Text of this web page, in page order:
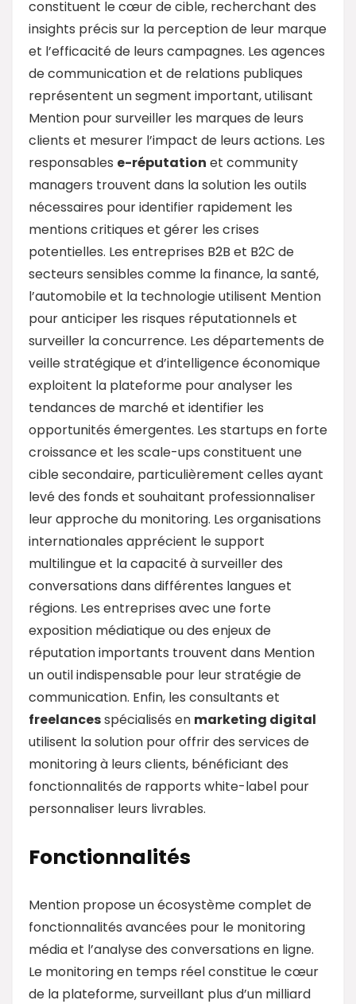
constituent le cœur de cible, recherchant des
insights précis sur la perception de leur marque
et l’efficacité de leurs campagnes. Les agences
de communication et de relations publiques
représentent un segment important, utilisant
Mention pour surveiller les marques de leurs
clients et mesurer l’impact de leurs actions. Les
responsables e-réputation et community
managers trouvent dans la solution les outils
nécessaires pour identifier rapidement les
mentions critiques et gérer les crises
potentielles. Les entreprises B2B et B2C de
secteurs sensibles comme la finance, la santé,
l’automobile et la technologie utilisent Mention
pour anticiper les risques réputationnels et
surveiller la concurrence. Les départements de
veille stratégique et d’intelligence économique
exploitent la plateforme pour analyser les
tendances de marché et identifier les
opportunités émergentes. Les startups en forte
croissance et les scale-ups constituent une
cible secondaire, particulièrement celles ayant
levé des fonds et souhaitant professionnaliser
leur approche du monitoring. Les organisations
internationales apprécient le support
multilingue et la capacité à surveiller des
conversations dans différentes langues et
régions. Les entreprises avec une forte
exposition médiatique ou des enjeux de
réputation importants trouvent dans Mention
un outil indispensable pour leur stratégie de
communication. Enfin, les consultants et
freelancesspécialisés en marketing digital
utilisent la solution pour offrir des services de
monitoring à leurs clients, bénéficiant des
fonctionnalités de rapports white-label pour
personnaliser leurs livrables.
Fonctionnalités
Mention propose un écosystème complet de
fonctionnalités avancées pour le monitoring
média et l’analyse des conversations en ligne.
Le monitoring en temps réel constitue le cœur
de la plateforme, surveillant plus d’un milliard